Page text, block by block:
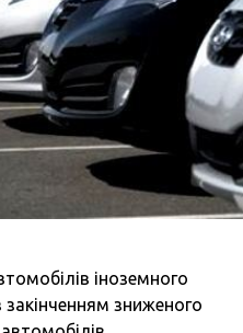
іноземного
зниженого